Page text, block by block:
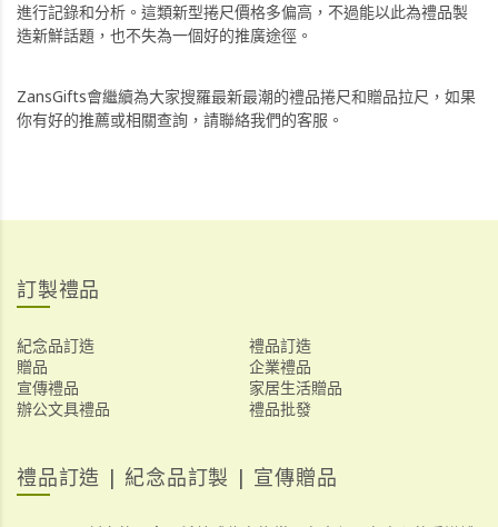
進行記錄和分析。這類新型捲尺價格多偏高，不過能以此為禮品製
造新鮮話題，也不失為一個好的推廣途徑。
ZansGifts會繼續為大家搜羅最新最潮的禮品捲尺和贈品拉尺，如果
你有好的推薦或相關查詢，請聯絡我們的客服。
訂製禮品
紀念品訂造
禮品訂造
贈品
企業禮品
宣傳禮品
家居生活贈品
辦公文具禮品
禮品批發
禮品訂造 | 紀念品訂製 | 宣傳贈品